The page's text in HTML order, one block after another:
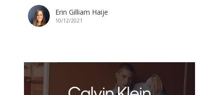
Erin Gilliam Haije
10/12/2021